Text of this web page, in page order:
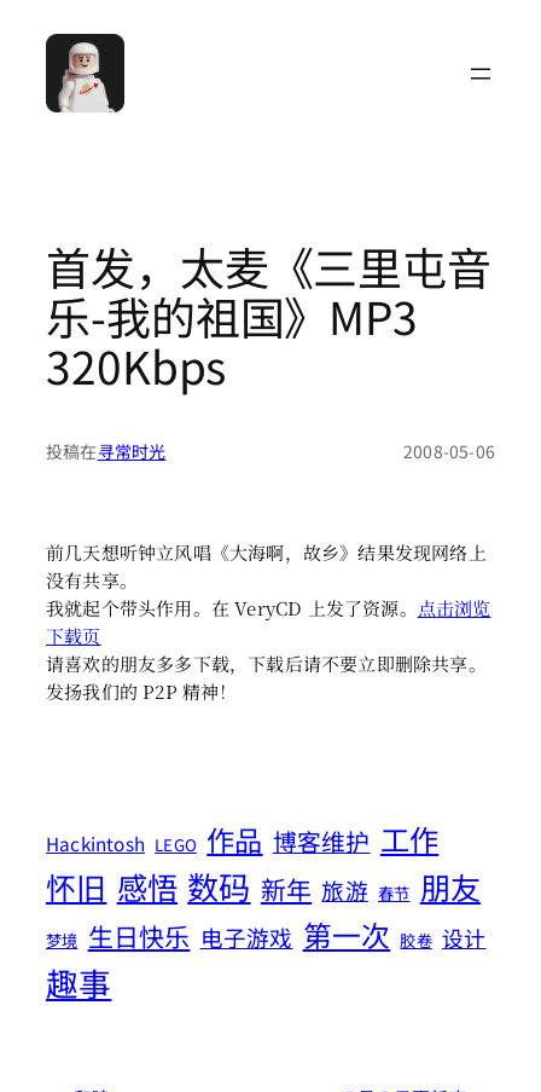
首发，太麦《三里屯音
乐-我的祖国》MP3
320Kbps
投稿在寻常时光 2008-05-06
前几天想听钟立风唱《大海啊，故乡》结果发现网络上
没有共享。
我就起个带头作用。在 VeryCD 上发了资源。 点击浏览
下载页
请喜欢的朋友多多下载，下载后请不要立即删除共享。
发扬我们的 P2P 精神！
Hackintosh LEGO 作品 博客维护 工作
怀旧 感悟 数码 新年 旅游 春节 朋友
梦境 生日快乐 电子游戏 第一次 胶卷 设计
趣事